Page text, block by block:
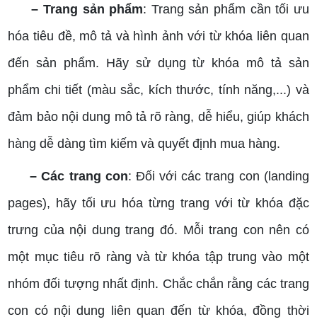
– Trang sản phẩm: Trang sản phẩm cần tối ưu
hóa tiêu đề, mô tả và hình ảnh với từ khóa liên quan
đến sản phẩm. Hãy sử dụng từ khóa mô tả sản
phẩm chi tiết (màu sắc, kích thước, tính năng,...) và
đảm bảo nội dung mô tả rõ ràng, dễ hiểu, giúp khách
hàng dễ dàng tìm kiếm và quyết định mua hàng.
– Các trang con: Đối với các trang con (landing
pages), hãy tối ưu hóa từng trang với từ khóa đặc
trưng của nội dung trang đó. Mỗi trang con nên có
một mục tiêu rõ ràng và từ khóa tập trung vào một
nhóm đối tượng nhất định. Chắc chắn rằng các trang
con có nội dung liên quan đến từ khóa, đồng thời